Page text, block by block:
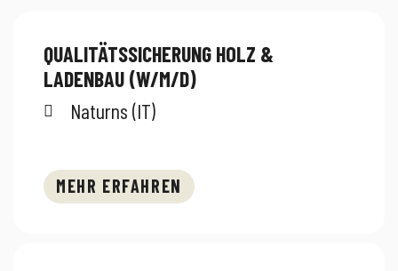
QUALITÄTSSICHERUNG HOLZ &
LADENBAU (W/M/D)
Naturns (IT)
MEHR ERFAHREN